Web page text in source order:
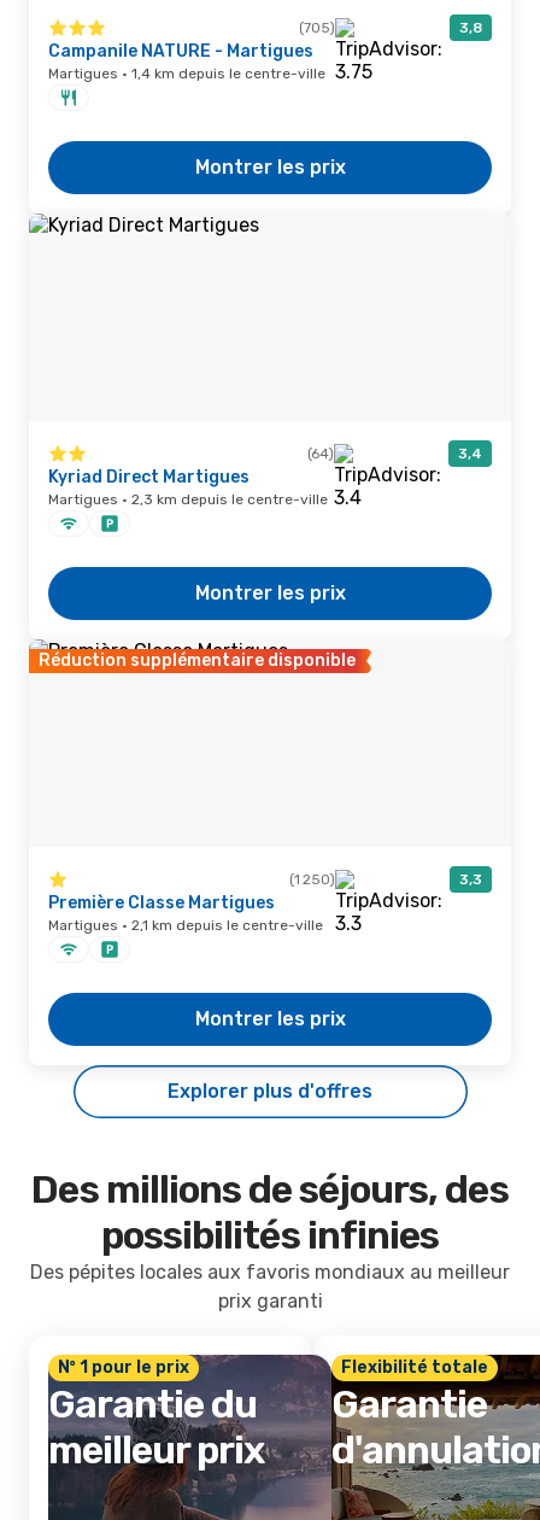
(705) 3,8
Campanile NATURE - Martigues
Martigues · 1,4 km depuis le centre-ville
Montrer les prix
(64) 3,4
Kyriad Direct Martigues
Martigues · 2,3 km depuis le centre-ville
Montrer les prix
Réduction supplémentaire disponible
(1 250) 3,3
Première Classe Martigues
Martigues · 2,1 km depuis le centre-ville
Montrer les prix
Explorer plus d'offres
Des millions de séjours, des
possibilités infinies
Des pépites locales aux favoris mondiaux au meilleur
prix garanti
Nº 1 pour le prix
Garantie du
meilleur prix
Flexibilité totale
Garantie